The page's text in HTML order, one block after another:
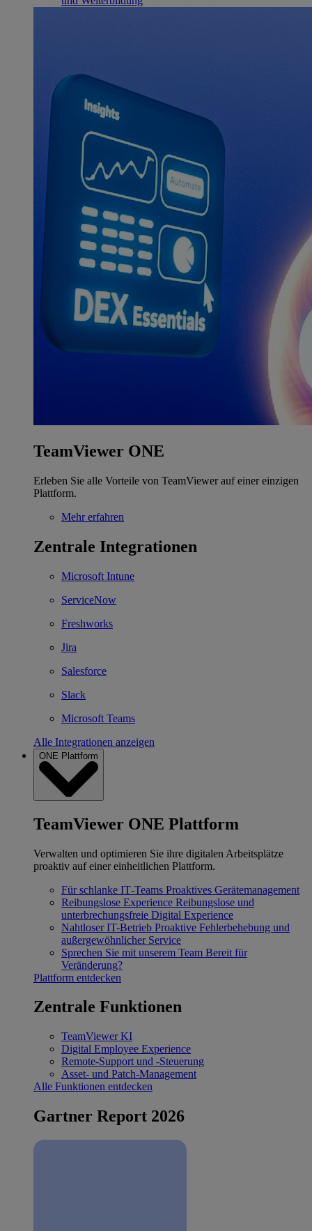
TeamViewer ONE
Erleben Sie alle Vorteile von TeamViewer auf einer einzigen
Plattform.
Mehr erfahren
Zentrale Integrationen
Microsoft Intune
ServiceNow
Freshworks
Jira
Salesforce
Slack
Microsoft Teams
Alle Integrationen anzeigen
ONE Plattform
TeamViewer ONE Plattform
Verwalten und optimieren Sie ihre digitalen Arbeitsplätze
proaktiv auf einer einheitlichen Plattform.
Für schlanke IT‐Teams Proaktives Gerätemanagement
Reibungslose Experience Reibungslose und
unterbrechungsfreie Digital Experience
Nahtloser IT-Betrieb Proaktive Fehlerbehebung und
außergewöhnlicher Service
Sprechen Sie mit unserem Team Bereit für
Veränderung?
Plattform entdecken
Zentrale Funktionen
TeamViewer KI
Digital Employee Experience
Remote-Support und -Steuerung
Asset- und Patch-Management
Alle Funktionen entdecken
Gartner Report 2026